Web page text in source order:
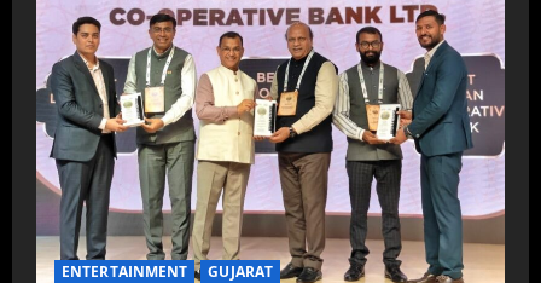
ENTERTAINMENT GUJARAT